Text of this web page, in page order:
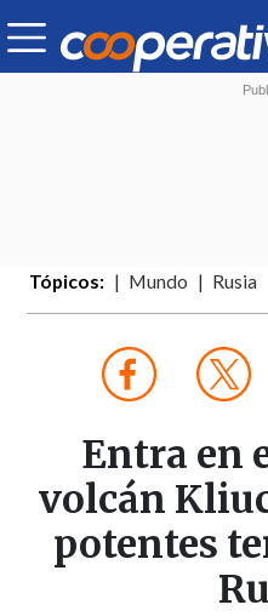
Tópicos: Mundo Rusia
Entra en
volcán
potentes